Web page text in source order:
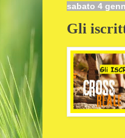
sabato 4
Gli